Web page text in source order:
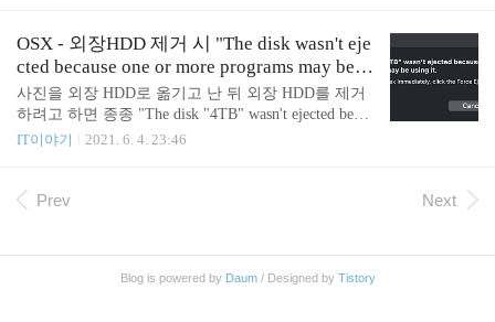
일단 본체만 구입한 상태라 열어서 구성품 정도만 확
인..
이션 NAS DS920+ COUPANG www.coupang.com HD
D는 처음에 4TB 4개 구성으로 RAID5를 생각해봤었
는데요. 이건 좀 마음이 왔다 갔다 합니다. 지금은 처
음에는 RAID5 안 쓰고 10TB 하나만 쓰다가 차츰 하
나씩 늘여 가는 방식도 생각해 보는데요. 쿠팡 구매
링크: https://coupa.ng/b09RkI (이 링크를 통해 구입하
용 아이언울프 3.5 HDD..
OSX - 외장HDD 제거 시 "The disk wasn't eje
cted because one or more programs may be u
sing it." 해결 방법. What's Keeping Me?
사진을 외장 HDD로 옮기고 난 뒤 외장 HDD를 제거
하려고 하면 종종 "The disk "4TB" wasn't ejected becau
se one or more programs may be using it."이라는 메시
혹시나 뭔가 잘못될 까 봐 걱정이 되곤 합니다. 컴퓨
HDD를 사용하고 있는 프로그램을 찾아서 종료시키
IT이야기 2021. 6. 4. 23:46
Prev Next
Blog is powered by Daum/ Designed by Tistory